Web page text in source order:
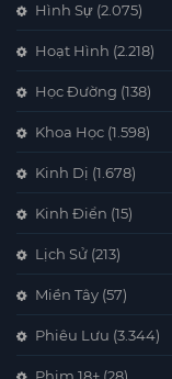
Hình Sự (2.075)
Hoạt Hình (2.218)
Học Đường (138)
Khoa Học (1.598)
Kinh Dị (1.678)
Kinh Điển (15)
Lịch Sử (213)
Miền Tây (57)
Phiêu Lưu (3.344)